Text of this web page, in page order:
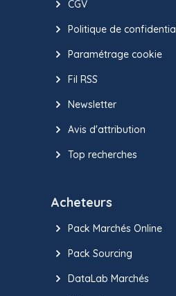
CGV
Politique de
Paramétrage cookie
Fil RSS
Newsletter
Avis d'attribution
Top recherches
Acheteurs
Pack Marchés Online
Pack Sourcing
DataLab Marchés